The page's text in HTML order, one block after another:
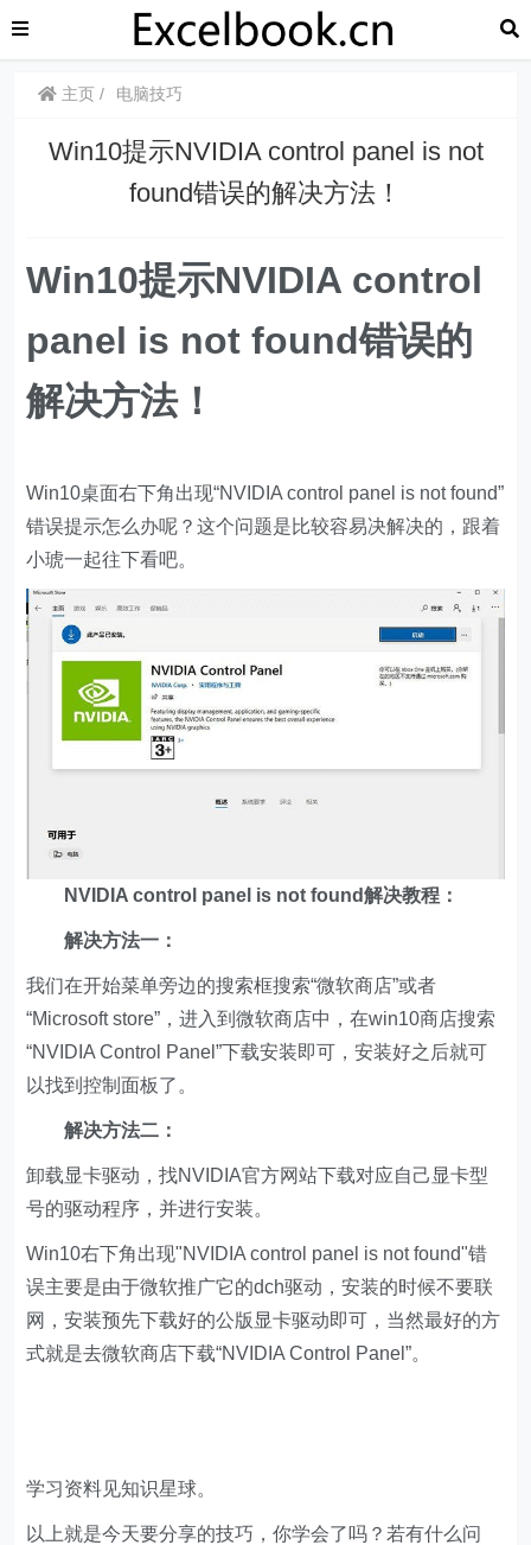
主页 电脑技巧
Win10提示NVIDIA control panel is not
found错误的解决方法！
Win10提示NVIDIA control
panel is not found错误的
解决方法！
Win10桌面右下角出现“NVIDIA control panel is not found”
错误提示怎么办呢？这个问题是比较容易决解决的，跟着
小琥一起往下看吧。
NVIDIA control panel is not found解决教程：
解决方法一：
我们在开始菜单旁边的搜索框搜索“微软商店”或者
“Microsoft store”，进入到微软商店中，在win10商店搜索
“NVIDIA Control Panel”下载安装即可，安装好之后就可
以找到控制面板了。
解决方法二：
卸载显卡驱动，找NVIDIA官方网站下载对应自己显卡型
号的驱动程序，并进行安装。
Win10右下角出现"NVIDIA control panel is not found"错
误主要是由于微软推广它的dch驱动，安装的时候不要联
网，安装预先下载好的公版显卡驱动即可，当然最好的方
式就是去微软商店下载“NVIDIA Control Panel”。
学习资料见知识星球。
以上就是今天要分享的技巧，你学会了吗？若有什么问